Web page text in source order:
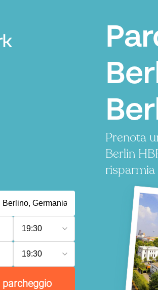
Prenota
Berlin
risparmia
19:30
19:30
parcheggio